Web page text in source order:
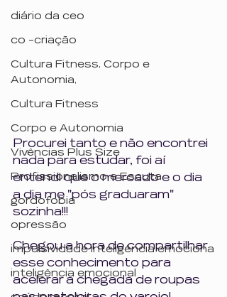
diário da ceo
co -criação
Cultura Fitness, Corpo e
Autonomia,
Cultura Fitness
Corpo e Autonomia
Vivências Plus Size
Profissionalismo e Escuta
gordofobia
opressão
impulsividade inteligência emociona
inteligência emocional
Procurei tanto e não encontrei
nada para estudar, foi aí
entendi que o mercado e o dia
a dia me "pós graduaram"
sozinha!!!
Chegou a hora de compartilhar
esse conhecimento para
acelerar a chegada de roupas